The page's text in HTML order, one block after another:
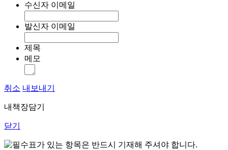
수신자 이메일
발신자 이메일
제목
메모
취소 내보내기
내책장담기
닫기
표가 있는 항목은 반드시 기재해 주셔야 합니다.